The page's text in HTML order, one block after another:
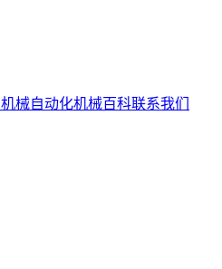
机械自动化机械百科联系我们